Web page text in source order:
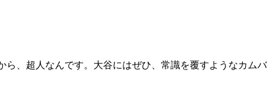
、超人なんです。大谷にはぜひ、常識を覆すようなカムバ